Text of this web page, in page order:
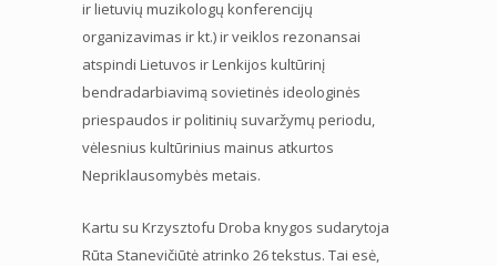
ir lietuvių muzikologų konferencijų
organizavimas ir kt.) ir veiklos rezonansai
atspindi Lietuvos ir Lenkijos kultūrinį
bendradarbiavimą sovietinės ideologinės
priespaudos ir politinių suvaržymų periodu,
vėlesnius kultūrinius mainus atkurtos
Nepriklausomybės metais.
Kartu su Krzysztofu Droba knygos sudarytoja
Rūta Stanevičiūtė atrinko 26 tekstus. Tai esė,